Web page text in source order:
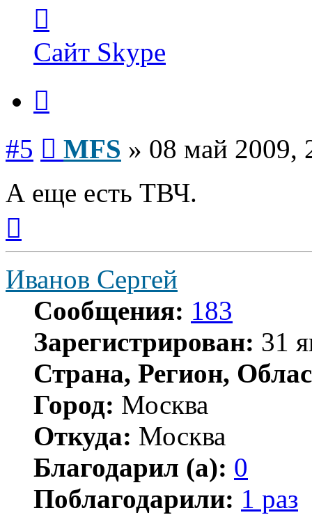
пользователя
MFS
Сайт Skype
#5 MFS » 08 май 2009,
А еще есть ТВЧ.
началу
Иванов Сергей
Сообщения: 183
Зарегистрирован: 31
Страна, Регион,
Город: Москва
Откуда: Москва
Благодарил (а): 0
Поблагодарили: 1 раз